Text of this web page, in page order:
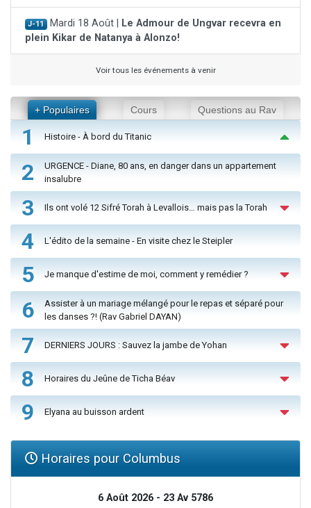
J-11 Mardi 18 Août |
Le Admour de Ungvar recevra en
plein Kikar de Natanya à Alonzo!
Voir tous les événements à venir
+ Populaires Cours Questions au Rav
1 Histoire - À bord du Titanic
2
URGENCE - Diane, 80 ans, en danger dans un appartement
insalubre
3 Ils ont volé 12 Sifré Torah à Levallois… mais pas la Torah
4 L'édito de la semaine - En visite chez le Steipler
5 Je manque d'estime de moi, comment y remédier ?
6
Assister à un mariage mélangé pour le repas et séparé pour
les danses ?! (Rav Gabriel DAYAN)
7 DERNIERS JOURS : Sauvez la jambe de Yohan
8 Horaires du Jeûne de Ticha Béav
9 Elyana au buisson ardent
Horaires pour Columbus
6 Août 2026 - 23 Av 5786